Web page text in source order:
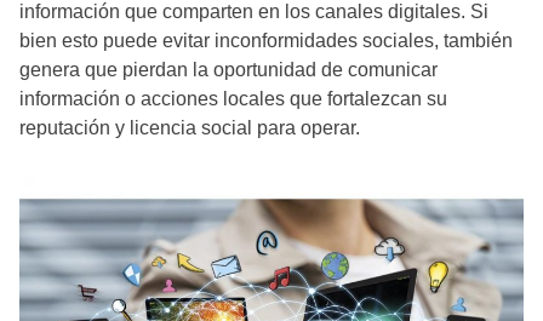
información que comparten en los canales digitales. Si
bien esto puede evitar inconformidades sociales, también
genera que pierdan la oportunidad de comunicar
información o acciones locales que fortalezcan su
reputación y licencia social para operar.